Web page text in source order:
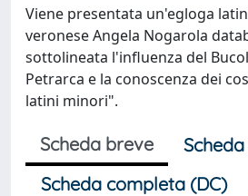
Viene presentata un'egloga
veronese Angela Nogarola
sottolineata l'influenza del
Petrarca e la conoscenza dei
latini minori".
Scheda breve
Scheda completa (DC)